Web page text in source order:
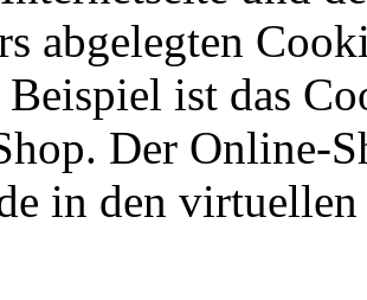
abgelegten
ist das
Der Online-
in den